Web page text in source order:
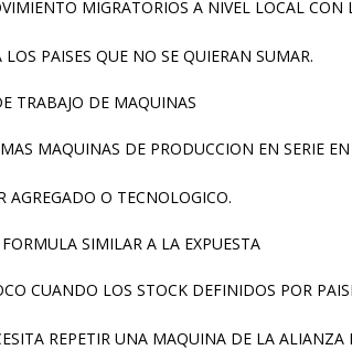
MIGRATORIOS A NIVEL LOCAL CON
LOS PAISES QUE NO SE QUIERAN SUMAR.
TRABAJO DE MAQUINAS
MAQUINAS DE PRODUCCION EN SERIE
AGREGADO O TECNOLOGICO.
SIMILAR A LA EXPUESTA
CUANDO LOS STOCK DEFINIDOS POR
REPETIR UNA MAQUINA DE LA